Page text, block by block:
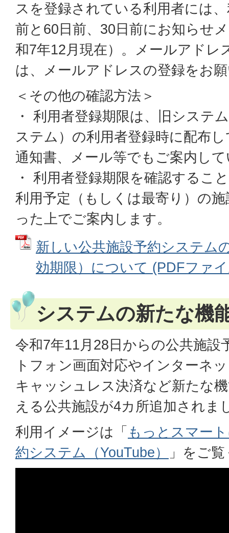
スを登録されている利用者には
前と60日前、30日前にお知らせ
和7年12月現在）。メールアドレ
は、メールアドレスの登録をお
＜その他の確認方法＞
・ 利用者登録期限は、旧システ
ステム）の利用者登録時に配布
通知書、メール等でもご案内し
・ 利用者登録期限を確認するこ
利用予定（もしくは最寄り）の
った上でご案内します。
新しい公共施設予約システム
効期限）について (PDFファ
システムの新たな機
令和7年11月28日からの公共施設
トフォン画面対応やインターネ
キャッシュレス決済など新たな
える公共施設が4カ所追加されま
利用イメージは「 もっとスマー
約システム（YouTube）
」をご